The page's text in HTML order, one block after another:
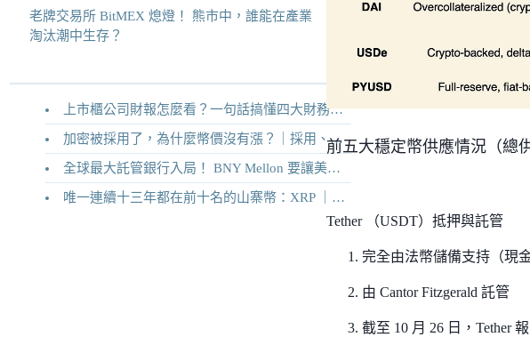
老牌交易所 BitMEX 熄燈！ 熊市中，誰能在產業
淘汰潮中生存？
上市櫃公司財報怎麼看？一句話搞懂四大財務報表
加密被採用了，為什麼幣價沒有漲？｜採用、收入與代幣價值捕獲
全球最大託管銀行入局！ BNY Mellon 要讓美債交易 24/7 不打烊
唯一連續十三年都在前十名的山寨幣：XRP ｜Ripple 2026 介紹
前五大穩定幣供應情況（總
Tether （USDT）抵押與託管
完全由法幣儲備支持（現
由 Cantor Fitzgerald 託管
截至 10 月 26 日，Tether